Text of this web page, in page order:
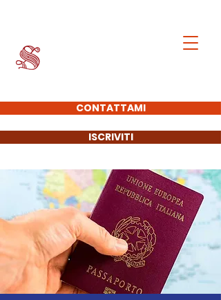
CONTATTAMI
ISCRIVITI